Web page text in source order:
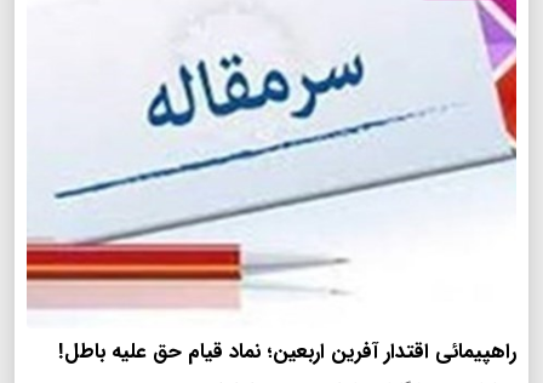
راهپیمائی اقتدار آفرین اربعین؛ نماد قیام حق علیه باطل!